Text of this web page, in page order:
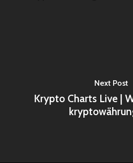
Next Post
Krypto Charts Live |